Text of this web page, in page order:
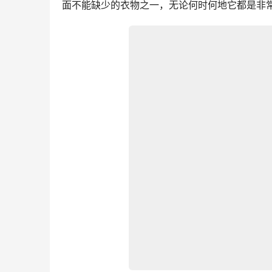
面不能缺少的衣物之一，无论何时何地它都是非